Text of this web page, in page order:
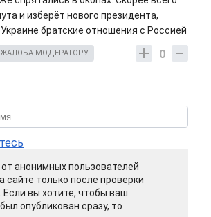
и изберёт нового президента,
братские отношения с Россией
0
ЖАЛОБА МОДЕРАТОРУ
анонимных пользователей
сайте только после проверки
вы хотите, чтобы ваш
опубликован сразу, то